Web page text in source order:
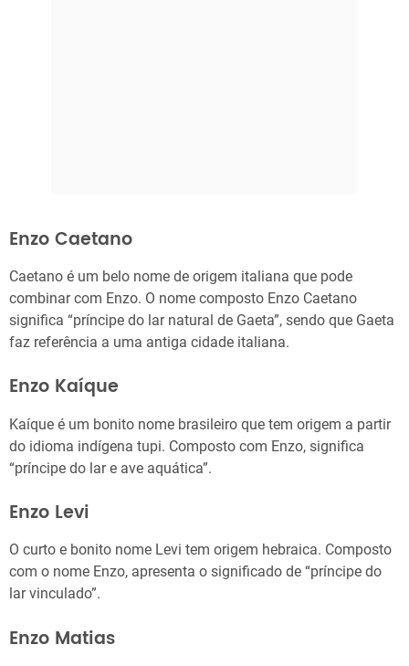
Enzo Caetano
Caetano é um belo nome de origem italiana que pode
combinar com Enzo. O nome composto Enzo Caetano
significa “príncipe do lar natural de Gaeta”, sendo que Gaeta
faz referência a uma antiga cidade italiana.
Enzo Kaíque
Kaíque é um bonito nome brasileiro que tem origem a partir
do idioma indígena tupi. Composto com Enzo, significa
“príncipe do lar e ave aquática”.
Enzo Levi
O curto e bonito nome Levi tem origem hebraica. Composto
com o nome Enzo, apresenta o significado de “príncipe do
lar vinculado”.
Enzo Matias